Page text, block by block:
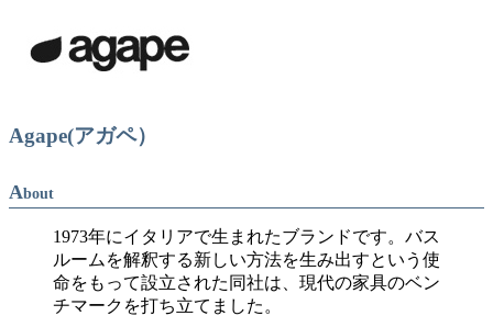
Agape(アガペ）
About
1973年にイタリアで生まれたブランドです。バス
ルームを解釈する新しい方法を生み出すという使
命をもって設立された同社は、現代の家具のベン
チマークを打ち立てました。